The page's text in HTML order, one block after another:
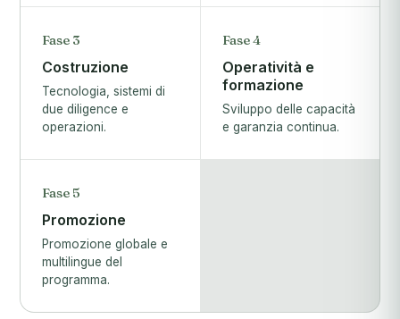
Fase 3
Costruzione
Tecnologia, sistemi di
due diligence e
operazioni.
Fase 4
Operatività e
formazione
Sviluppo delle capacità
e garanzia continua.
Fase 5
Promozione
Promozione globale e
multilingue del
programma.